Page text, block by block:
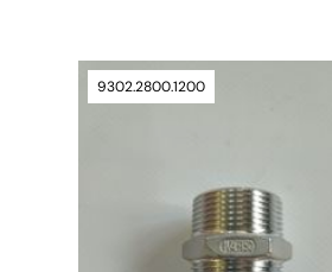
verfügbar
9302.2800.1200